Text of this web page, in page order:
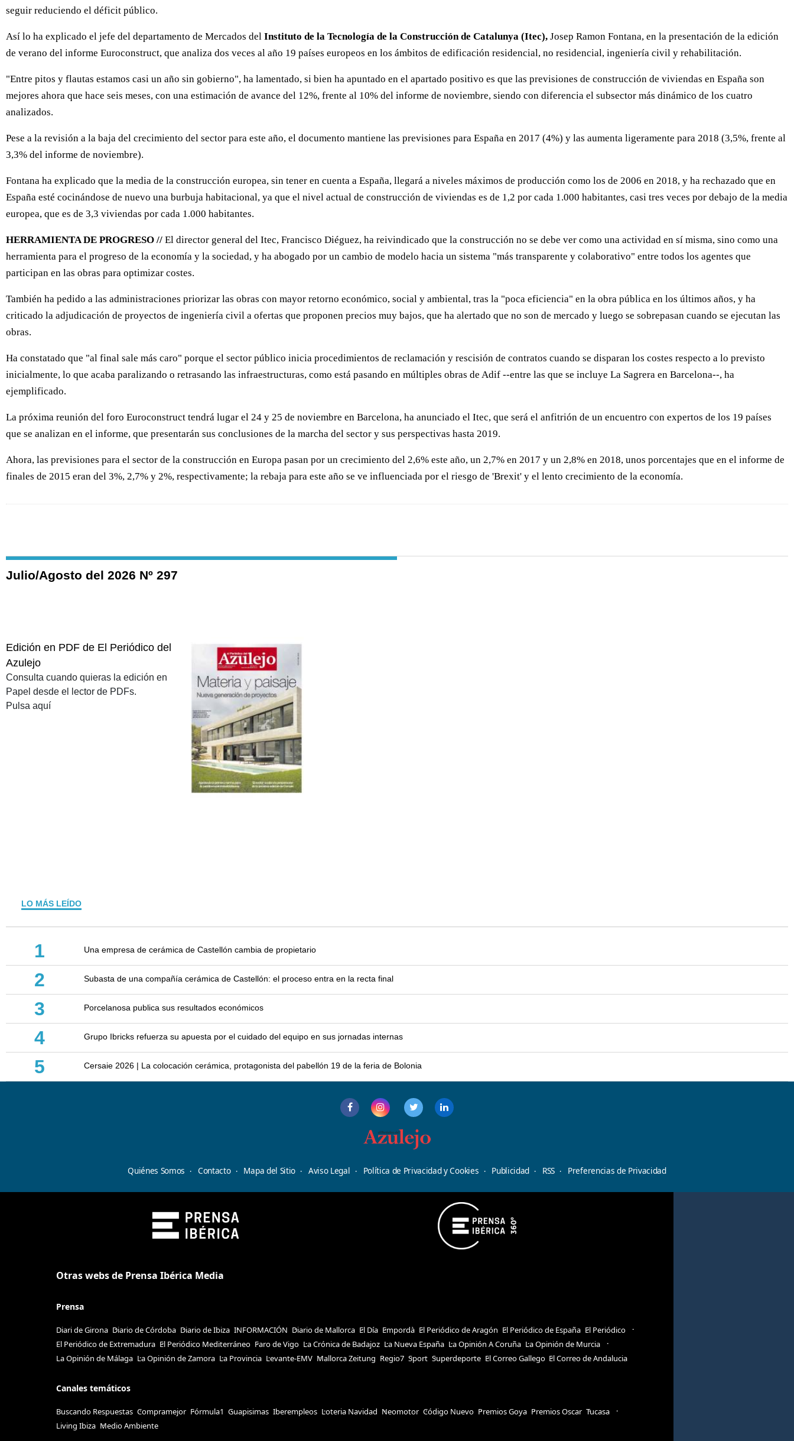
seguir reduciendo el déficit público.
Así lo ha explicado el jefe del departamento de Mercados del Instituto de la Tecnología de la Construcción de Catalunya (Itec), Josep Ramon Fontana, en la presentación de la edición
de verano del informe Euroconstruct, que analiza dos veces al año 19 países europeos en los ámbitos de edificación residencial, no residencial, ingeniería civil y rehabilitación.
"Entre pitos y flautas estamos casi un año sin gobierno", ha lamentado, si bien ha apuntado en el apartado positivo es que las previsiones de construcción de viviendas en España son
mejores ahora que hace seis meses, con una estimación de avance del 12%, frente al 10% del informe de noviembre, siendo con diferencia el subsector más dinámico de los cuatro
analizados.
Pese a la revisión a la baja del crecimiento del sector para este año, el documento mantiene las previsiones para España en 2017 (4%) y las aumenta ligeramente para 2018 (3,5%, frente al
3,3% del informe de noviembre).
Fontana ha explicado que la media de la construcción europea, sin tener en cuenta a España, llegará a niveles máximos de producción como los de 2006 en 2018, y ha rechazado que en
España esté cocinándose de nuevo una burbuja habitacional, ya que el nivel actual de construcción de viviendas es de 1,2 por cada 1.000 habitantes, casi tres veces por debajo de la media
europea, que es de 3,3 viviendas por cada 1.000 habitantes.
HERRAMIENTA DE PROGRESO // El director general del Itec, Francisco Diéguez, ha reivindicado que la construcción no se debe ver como una actividad en sí misma, sino como una
herramienta para el progreso de la economía y la sociedad, y ha abogado por un cambio de modelo hacia un sistema "más transparente y colaborativo" entre todos los agentes que
participan en las obras para optimizar costes.
También ha pedido a las administraciones priorizar las obras con mayor retorno económico, social y ambiental, tras la "poca eficiencia" en la obra pública en los últimos años, y ha
criticado la adjudicación de proyectos de ingeniería civil a ofertas que proponen precios muy bajos, que ha alertado que no son de mercado y luego se sobrepasan cuando se ejecutan las
obras.
Ha constatado que "al final sale más caro" porque el sector público inicia procedimientos de reclamación y rescisión de contratos cuando se disparan los costes respecto a lo previsto
inicialmente, lo que acaba paralizando o retrasando las infraestructuras, como está pasando en múltiples obras de Adif --entre las que se incluye La Sagrera en Barcelona--, ha
ejemplificado.
La próxima reunión del foro Euroconstruct tendrá lugar el 24 y 25 de noviembre en Barcelona, ha anunciado el Itec, que será el anfitrión de un encuentro con expertos de los 19 países
que se analizan en el informe, que presentarán sus conclusiones de la marcha del sector y sus perspectivas hasta 2019.
Ahora, las previsiones para el sector de la construcción en Europa pasan por un crecimiento del 2,6% este año, un 2,7% en 2017 y un 2,8% en 2018, unos porcentajes que en el informe de
finales de 2015 eran del 3%, 2,7% y 2%, respectivamente; la rebaja para este año se ve influenciada por el riesgo de 'Brexit' y el lento crecimiento de la economía.
Julio/Agosto del 2026 Nº 297
Edición en PDF de El Periódico del
Azulejo
Consulta cuando quieras la edición en
Papel desde el lector de PDFs.
Pulsa aquí
LO MÁS LEÍDO
1 Una empresa de cerámica de Castellón cambia de propietario
2 Subasta de una compañía cerámica de Castellón: el proceso entra en la recta final
3 Porcelanosa publica sus resultados económicos
4 Grupo Ibricks refuerza su apuesta por el cuidado del equipo en sus jornadas internas
5 Cersaie 2026 | La colocación cerámica, protagonista del pabellón 19 de la feria de Bolonia
Quiénes Somos Contacto Mapa del Sitio Aviso Legal Política de Privacidad y Cookies Publicidad RSS Preferencias de Privacidad
Otras webs de Prensa Ibérica Media
Prensa
Diari de Girona Diario de Córdoba Diario de Ibiza INFORMACIÓN Diario de Mallorca El Día Empordà El Periódico de Aragón El Periódico de España El Periódico
El Periódico de Extremadura El Periódico Mediterráneo Faro de Vigo La Crónica de Badajoz La Nueva España La Opinión A Coruña La Opinión de Murcia
La Opinión de Málaga La Opinión de Zamora La Provincia Levante-EMV Mallorca Zeitung Regio7 Sport Superdeporte El Correo Gallego El Correo de Andalucia
Canales temáticos
Buscando Respuestas Compramejor Fórmula1 Guapisimas Iberempleos Loteria Navidad Neomotor Código Nuevo Premios Goya Premios Oscar Tucasa
Living Ibiza Medio Ambiente